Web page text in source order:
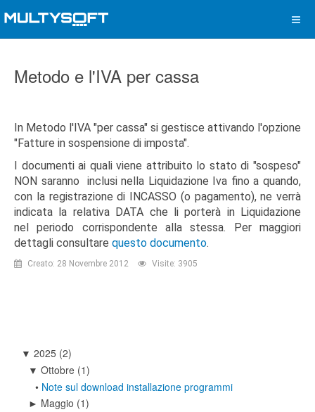
Metodo e l'IVA per cassa
In Metodo l'IVA "per cassa" si gestisce attivando l'opzione
"Fatture in sospensione di imposta".
I documenti ai quali viene attribuito lo stato di "sospeso"
NON saranno inclusi nella Liquidazione Iva fino a quando,
con la registrazione di INCASSO (o pagamento), ne verrà
indicata la relativa DATA che li porterà in Liquidazione
nel periodo corrispondente alla stessa. Per maggiori
dettagli consultare questo documento.
Creato: 28 Novembre 2012 Visite: 3905
▼ 2025 (2)
▼ Ottobre (1)
• Note sul download installazione programmi
► Maggio (1)